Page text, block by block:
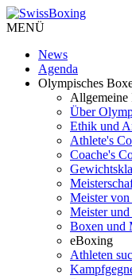
MENÜ
News
Agenda
Olympisches
Allgemeine
Über
Ethik und
Athlete's
Coache's
Meister
Meister und
Boxen und
eBoxing
Athleten